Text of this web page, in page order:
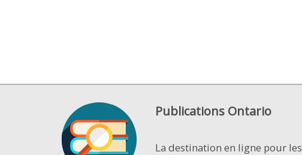
Publications Ontario
La destination en ligne pour les